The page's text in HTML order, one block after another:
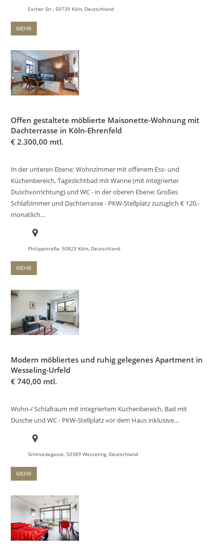
Escher Str., 50739 Köln, Deutschland
MEHR
Offen gestaltete möblierte Maisonette-Wohnung mit
Dachterrasse in Köln-Ehrenfeld
€ 2.300,00 mtl.
In der unteren Ebene: Wohnzimmer mit offenem Ess- und
Küchenbereich, Tageslichtbad mit Wanne (mit integrierter
Duschvorrichtung) und WC - in der oberen Ebene: Großes
Schlafzimmer und Dachterrasse - PKW-Stellplatz zuzüglich € 120,-
monatlich…
Philippstraße, 50823 Köln, Deutschland
MEHR
Modern möbliertes und ruhig gelegenes Apartment in
Wesseling-Urfeld
€ 740,00 mtl.
Wohn-/ Schlafraum mit integriertem Küchenbereich, Bad mit
Dusche und WC - PKW-Stellplatz vor dem Haus inklusive…
Schmiedegasse, 50389 Wesseling, Deutschland
MEHR